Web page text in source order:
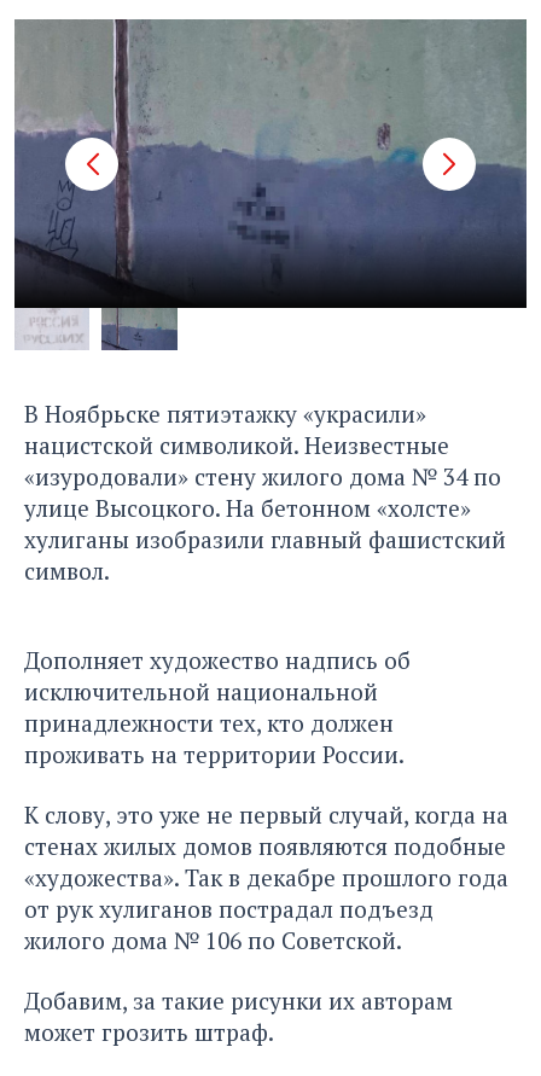
В Ноябрьске пятиэтажку «украсили»
нацистской символикой. Неизвестные
«изуродовали» стену жилого дома № 34 по
улице Высоцкого. На бетонном «холсте»
хулиганы изобразили главный фашистский
символ.
Дополняет художество надпись об
исключительной национальной
принадлежности тех, кто должен
проживать на территории России.
К слову, это уже не первый случай, когда на
стенах жилых домов появляются подобные
«художества». Так в декабре прошлого года
от рук хулиганов пострадал подъезд
жилого дома № 106 по Советской.
Добавим, за такие рисунки их авторам
может грозить штраф.